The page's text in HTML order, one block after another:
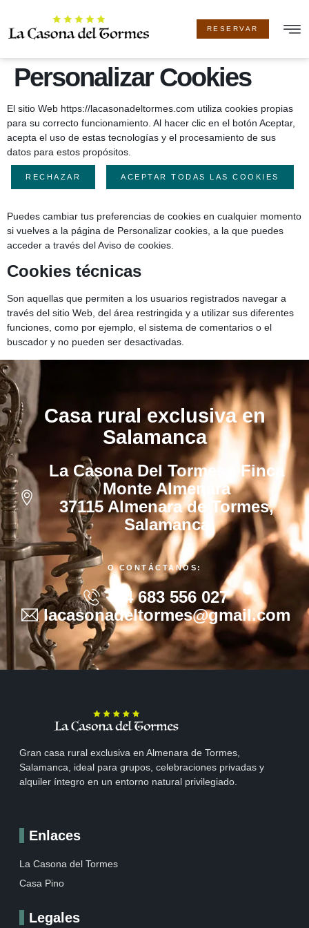
RESERVAR
Personalizar Cookies
El sitio Web https://lacasonadeltormes.com utiliza cookies propias
para su correcto funcionamiento. Al hacer clic en el botón Aceptar,
acepta el uso de estas tecnologías y el procesamiento de sus
datos para estos propósitos.
RECHAZAR ACEPTAR TODAS LAS COOKIES
Puedes cambiar tus preferencias de cookies en cualquier momento
si vuelves a la página de Personalizar cookies, a la que puedes
acceder a través del Aviso de cookies.
Cookies técnicas
Son aquellas que permiten a los usuarios registrados navegar a
través del sitio Web, del área restringida y a utilizar sus diferentes
funciones, como por ejemplo, el sistema de comentarios o el
buscador y no pueden ser desactivadas.
Casa rural exclusiva en
Salamanca
La Casona Del Tormes · Finca
Monte Almenara
37115 Almenara de Tormes,
Salamanca
O CONTÁCTANOS:
+34 683 556 027
lacasonadeltormes@gmail.com
Gran casa rural exclusiva en Almenara de Tormes,
Salamanca, ideal para grupos, celebraciones privadas y
alquiler íntegro en un entorno natural privilegiado.
Enlaces
La Casona del Tormes
Casa Pino
Legales